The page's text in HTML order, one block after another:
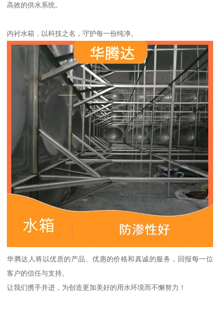
高效的供水系统。
内衬水箱，以科技之名，守护每一份纯净。
华腾达人将以优质的产品、优惠的价格和真诚的服务，回报每一位
客户的信任与支持。
让我们携手并进，为创造更加美好的用水环境而不懈努力！